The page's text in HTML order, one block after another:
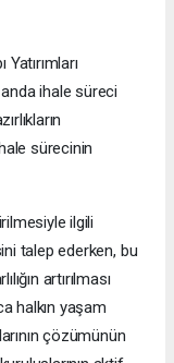
ihale süreci
sürecinin
ilgili
talep ederken, bu
artırılması
halkın yaşam
çözümünün